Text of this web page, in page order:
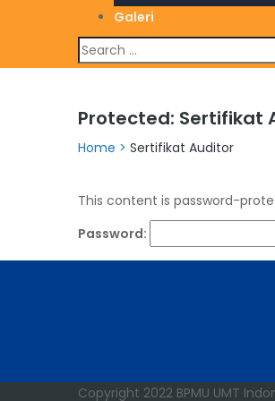
Galeri
Search
for:
Protected: Sertifikat
Home > Sertifikat Auditor
This content is password-
Password:
Copyright 2022 BPMU UMT